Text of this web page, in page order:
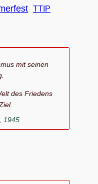
TTIP
mit seinen
des Friedens
1945